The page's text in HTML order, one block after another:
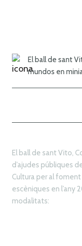
El ball de sant
mundos en
El ball de sant Vito,
d’ajudes públiques
Cultura per al
escèniques en l’any
modalitats: